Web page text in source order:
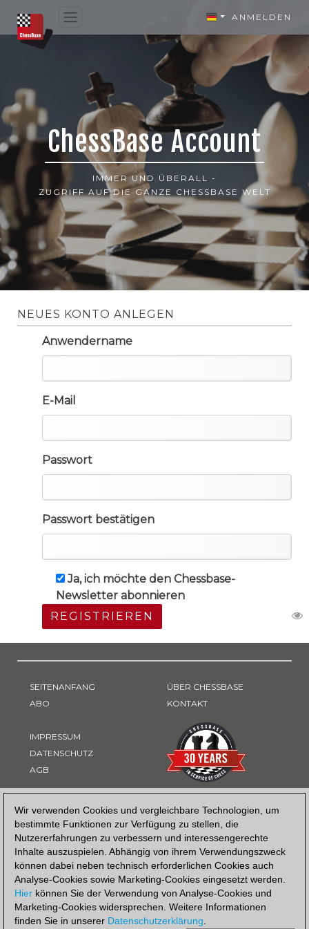
Wir verwenden Cookies und vergleichbare Technologien, um
bestimmte Funktionen zur Verfügung zu stellen, die
Nutzererfahrungen zu verbessern und interessengerechte
Inhalte auszuspielen. Abhängig von ihrem Verwendungszweck
können dabei neben technisch erforderlichen Cookies auch
Analyse-Cookies sowie Marketing-Cookies eingesetzt werden.
Hier können Sie der Verwendung von Analyse-Cookies und
Marketing-Cookies widersprechen. Weitere Informationen
finden Sie in unserer Datenschutzerklärung.
ANMELDEN
ChessBase Account
IMMER UND ÜBERALL -
ZUGRIFF AUF DIE GANZE CHESSBASE WELT
NEUES KONTO ANLEGEN
Anwendername
E-Mail
Passwort
Passwort bestätigen
Ja, ich möchte den Chessbase-
Newsletter abonnieren
REGISTRIEREN
SEITENANFANG
ABO
IMPRESSUM
DATENSCHUTZ
AGB
ÜBER CHESSBASE
KONTAKT
ZAHLUNGSART